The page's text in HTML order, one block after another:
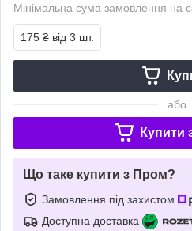
Мінімальна сума замовлення на
175 ₴ від 3 шт.
або
Купити
Що таке купити з Пром?
Замовлення під захистом
Доступна доставка